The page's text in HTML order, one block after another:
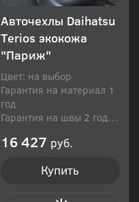
Авточехлы Daihatsu
Terios экокожа
"Париж"
Цвет: на выбор
Гарантия на материал 1
год
Гарантия на швы 2 года
16 427 руб.
Купить